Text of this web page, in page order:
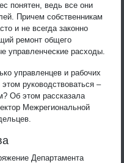
понятен, ведь все они
Причем собственникам
и не всегда законно
ремонт общего
управленческие расходы.
управленцев и рабочих
руководствоваться –
Об этом рассказала
Межрегиональной
Департамента